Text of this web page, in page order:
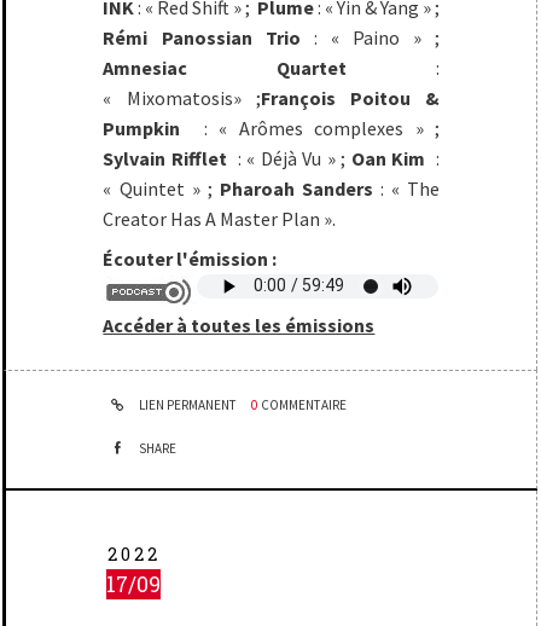
INK : « Red Shift » ; Plume: « Yin & Yang » ;
Rémi Panossian Trio : « Paino » ;
Amnesiac Quartet :
« Mixomatosis» ;François Poitou &
Pumpkin : « Arômes complexes » ;
Sylvain Rifflet : « Déjà Vu » ; Oan Kim:
« Quintet » ; Pharoah Sanders : « The
Creator Has A Master Plan ».
Écouter l'émission :
Accéder à toutes les émissions
LIEN PERMANENT 0 COMMENTAIRE
SHARE
2022
17/09